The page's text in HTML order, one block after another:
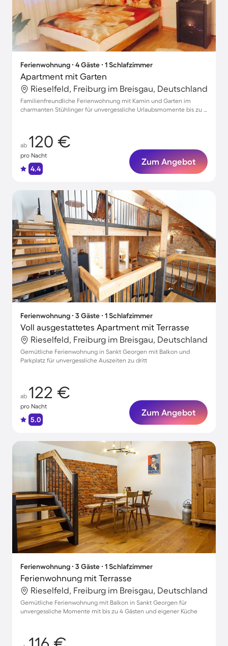
Ferienwohnung ∙ 4 Gäste ∙ 1 Schlafzimmer
Apartment mit Garten
Rieselfeld, Freiburg im Breisgau, Deutschland
Familienfreundliche Ferienwohnung mit Kamin und Garten im
charmanten Stühlinger für unvergessliche Urlaubsmomente bis zu 4
ab 120 €
pro Nacht
4.4
Zum Angebot
Ferienwohnung ∙ 3 Gäste ∙ 1 Schlafzimmer
Voll ausgestattetes Apartment mit Terrasse
Rieselfeld, Freiburg im Breisgau, Deutschland
Gemütliche Ferienwohnung in Sankt Georgen mit Balkon und
Parkplatz für unvergessliche Auszeiten zu dritt
ab 122 €
pro Nacht
5.0
Zum Angebot
Ferienwohnung ∙ 3 Gäste ∙ 1 Schlafzimmer
Ferienwohnung mit Terrasse
Rieselfeld, Freiburg im Breisgau, Deutschland
Gemütliche Ferienwohnung mit Balkon in Sankt Georgen für
unvergessliche Momente mit bis zu 4 Gästen und eigener Küche